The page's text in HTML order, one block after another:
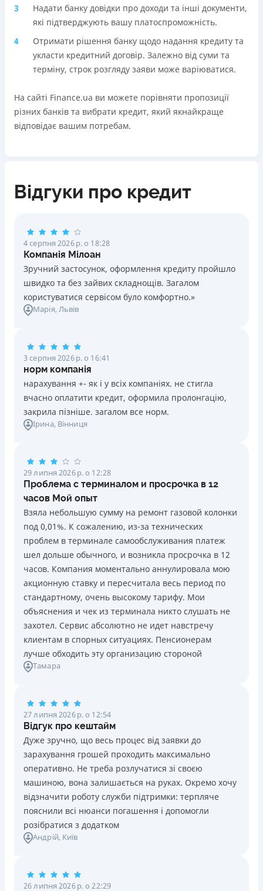
Надати банку довідки про доходи та інші документи,
які підтверджують вашу платоспроможність.
Отримати рішення банку щодо надання кредиту та
укласти кредитний договір. Залежно від суми та
терміну, строк розгляду заяви може варіюватися.
На сайті Finance.ua ви можете порівняти пропозиції
різних банків та вибрати кредит, який якнайкраще
відповідає вашим потребам.
Відгуки про кредит
4 серпня 2026 р. о 18:28
Компанія Мілоан
Зручний застосунок, оформлення кредиту пройшло
швидко та без зайвих складнощів. Загалом
користуватися сервісом було комфортно.»
Марія, Львів
3 серпня 2026 р. о 16:41
норм компанія
нарахування +- як і у всіх компаніях. не стигла
вчасно оплатити кредит, оформила пролонгацію,
закрила пізніше. загалом все норм.
Ірина, Вінниця
29 липня 2026 р. о 12:28
Проблема с терминалом и просрочка в 12
часов Мой опыт
Взяла небольшую сумму на ремонт газовой колонки
под 0,01%. К сожалению, из-за технических
проблем в терминале самообслуживания платеж
шел дольше обычного, и возникла просрочка в 12
часов. Компания моментально аннулировала мою
акционную ставку и пересчитала весь период по
стандартному, очень высокому тарифу. Мои
объяснения и чек из терминала никто слушать не
захотел. Сервис абсолютно не идет навстречу
клиентам в спорных ситуациях. Пенсионерам
лучше обходить эту организацию стороной
Тамара
27 липня 2026 р. о 12:54
Відгук про кештайм
Дуже зручно, що весь процес від заявки до
зарахування грошей проходить максимально
оперативно. Не треба розлучатися зі своєю
машиною, вона залишається на руках. Окремо хочу
відзначити роботу служби підтримки: терпляче
пояснили всі нюанси погашення і допомогли
розібратися з додатком
Андрій, Київ
26 липня 2026 р. о 22:29